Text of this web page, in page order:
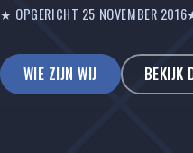
★ OPGERICHT 25 NOVEMBER 2016
WIE ZIJN WIJ BEKIJK